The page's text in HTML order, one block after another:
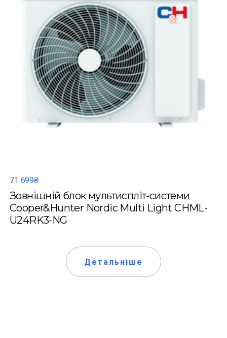
71 699₴
Зовнішній блок мультиспліт-системи
Cooper&Hunter Nordic Multi Light CHML-
U24RK3-NG
Детальніше